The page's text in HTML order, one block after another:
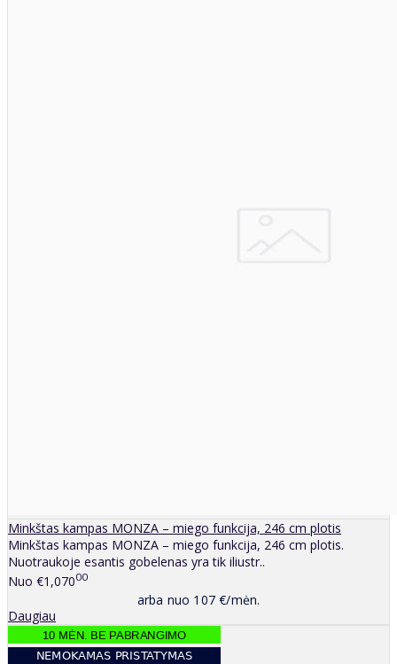
Minkštas kampas MONZA – miego funkcija, 246 cm plotis
Minkštas kampas MONZA – miego funkcija, 246 cm plotis.
Nuotraukoje esantis gobelenas yra tik iliustr..
Nuo €1,07000
arba nuo 107 €/mėn.
Daugiau